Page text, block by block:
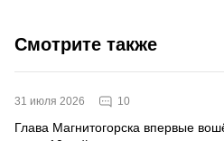
Смотрите также
31 июля 2026 10
Глава Магнитогорска впервые